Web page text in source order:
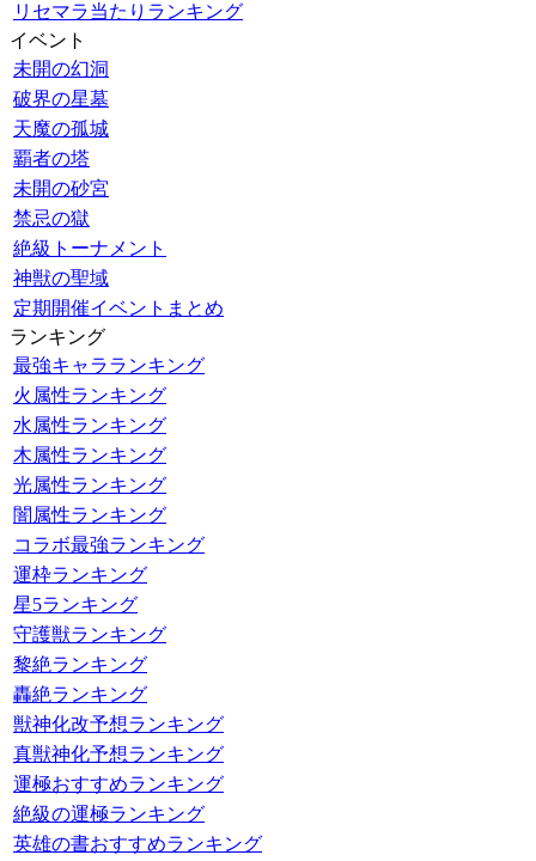
リセマラ当たりランキング
イベント
未開の幻洞
破界の星墓
天魔の孤城
覇者の塔
未開の砂宮
禁忌の獄
絶級トーナメント
神獣の聖域
定期開催イベントまとめ
ランキング
最強キャラランキング
火属性ランキング
水属性ランキング
木属性ランキング
光属性ランキング
闇属性ランキング
コラボ最強ランキング
運枠ランキング
星5ランキング
守護獣ランキング
黎絶ランキング
轟絶ランキング
獣神化改予想ランキング
真獣神化予想ランキング
運極おすすめランキング
絶級の運極ランキング
英雄の書おすすめランキング